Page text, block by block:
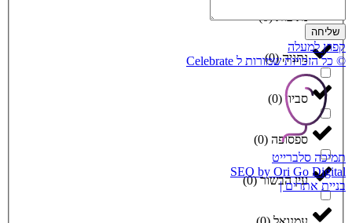
נתיבות(
0
)
נתניה(
0
)
סביון(
0
)
ספסופה (
0
)
עין הבשור(
0
)
שליחה
קפוץ למעלה
© כל הזכויות שמורות ל Celebrate
תמיכה סלברייט
SEO by Ori Go Digital
בניית אתרים |